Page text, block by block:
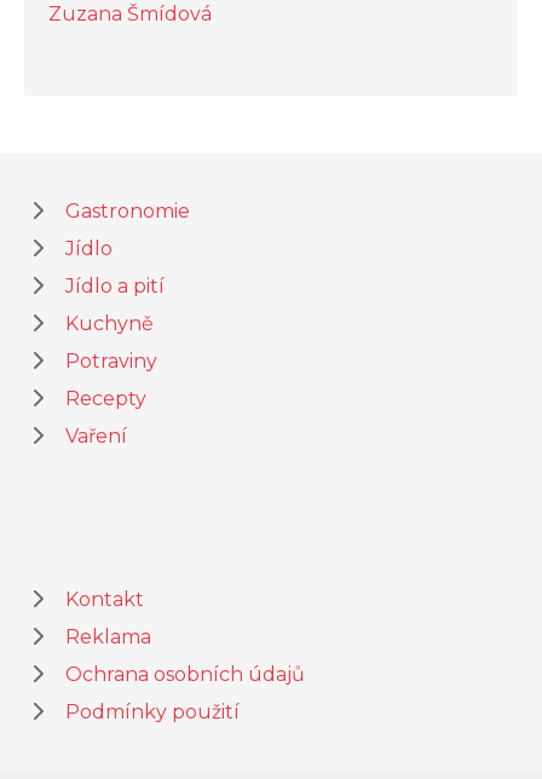
Zuzana Šmídová
Gastronomie
Jídlo
Jídlo a pití
Kuchyně
Potraviny
Recepty
Vaření
Kontakt
Reklama
Ochrana osobních údajů
Podmínky použití